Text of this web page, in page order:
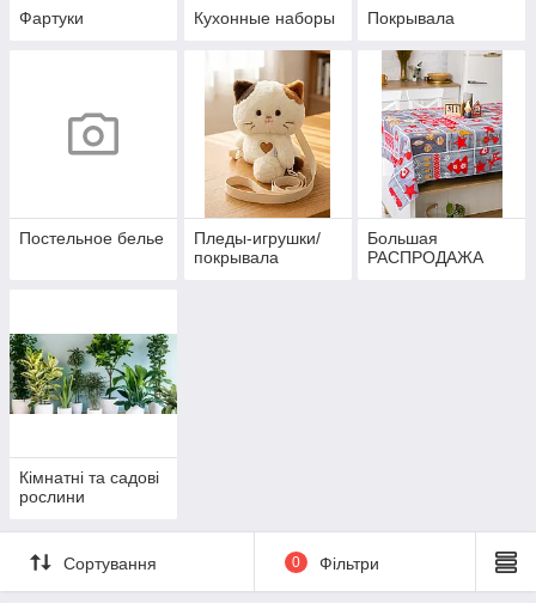
Фартуки Кухонные наборы Покрывала
Постельное белье
Пледы-игрушки/
покрывала
Большая
РАСПРОДАЖА
Кімнатні та садові
рослини
Сортування 0 Фільтри